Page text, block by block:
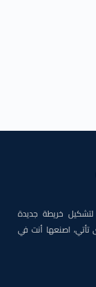
خريطة جديدة
اصنعها أنت في